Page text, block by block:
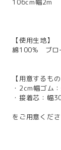
106cm幅2m
【使用生地】
綿100% ブロ
【用意するもの
・2cm幅ゴム
・接着芯：幅
をご用意くださ